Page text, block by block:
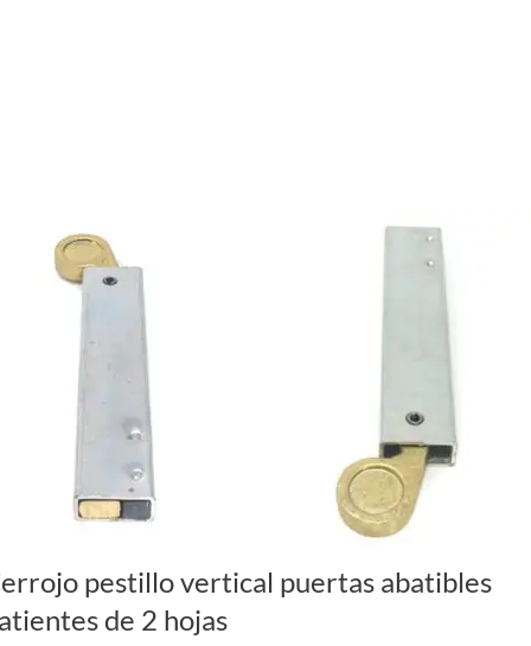
pestillo vertical puertas abatibles
de 2 hojas